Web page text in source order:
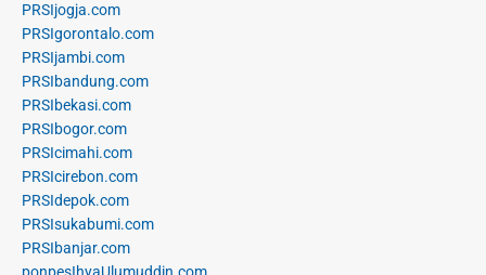
PRSIjogja.com
PRSIgorontalo.com
PRSIjambi.com
PRSIbandung.com
PRSIbekasi.com
PRSIbogor.com
PRSIcimahi.com
PRSIcirebon.com
PRSIdepok.com
PRSIsukabumi.com
PRSIbanjar.com